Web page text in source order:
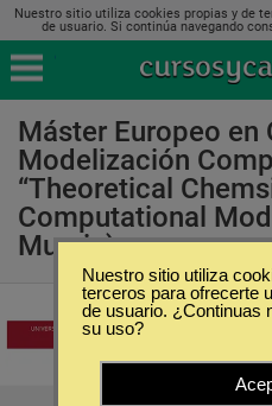
Nuestro sitio utiliza cookies propias y de
de usuario. Si continúa navegando
Máster Europeo en
Modelización
“Theoretical
Computational
Murcia)
Universidad
Nuestro sitio utiliza
terceros para ofrecerte
de usuario. ¿Continuas
su uso?